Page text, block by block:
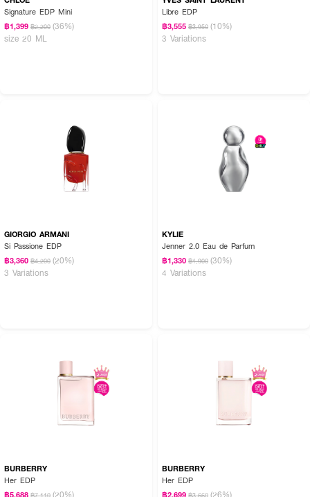
Signature EDP Mini
฿1,399 ฿2,200 (36%)
size 20 ML
Libre EDP
฿3,555 ฿3,950 (10%)
3 Variations
GIORGIO ARMANI
Si Passione EDP
฿3,360 ฿4,200 (20%)
3 Variations
KYLIE
Jenner 2.0 Eau de Parfum
฿1,330 ฿1,900 (30%)
4 Variations
BURBERRY
Her EDP
฿5,688 ฿7,110 (20%)
BURBERRY
Her EDP
฿2,699 ฿3,660 (26%)